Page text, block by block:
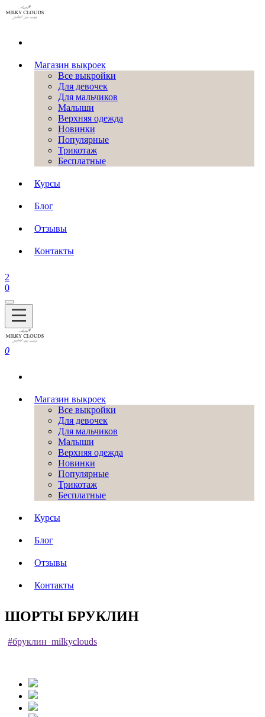
Магазин выкроек
Все выкройки
Для девочек
Для мальчиков
Малыши
Верхняя одежда
Новинки
Популярные
Трикотаж
Бесплатные
Курсы
Блог
Отзывы
Контакты
2
0
0
Магазин выкроек
Все выкройки
Для девочек
Для мальчиков
Малыши
Верхняя одежда
Новинки
Популярные
Трикотаж
Бесплатные
Курсы
Блог
Отзывы
Контакты
ШОРТЫ БРУКЛИН
#бруклин_milkyclouds